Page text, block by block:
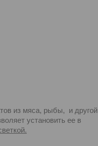
из мяса, рыбы, и другой
установить ее в